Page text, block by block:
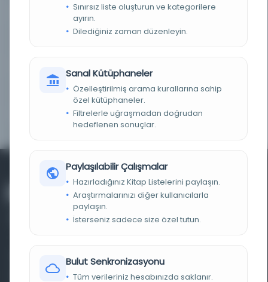
Purdue Üniversitesi Kütüphaneleri
1863
HathiTrust Digital Library Full View Worldwide
Farklı dönem, dil ve coğrafyalara ait tarihî yazma ve
basma eserleri, arşiv belgelerini, süreli yayınları ve görsel
Sınırsız liste oluşturun ve kategorilere
ayırın.
Dilediğiniz zaman düzenleyin.
Sanal Kütüphaneler
Özelleştirilmiş arama kurallarına sahip
özel kütüphaneler.
Filtrelerle uğraşmadan doğrudan
hedeflenen sonuçlar.
Paylaşılabilir Çalışmalar
Hazırladığınız Kitap Listelerini paylaşın.
Araştırmalarınızı diğer kullanıcılarla
paylaşın.
İsterseniz sadece size özel tutun.
Bulut Senkronizasyonu
Tüm verileriniz hesabınızda saklanır.